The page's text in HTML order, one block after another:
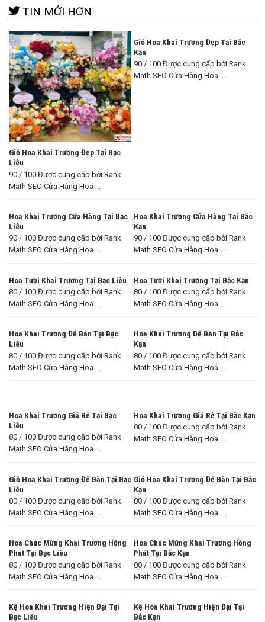
TIN MỚI HƠN
Giỏ Hoa Khai Trương Đẹp Tại Bạc
Liêu
90 / 100 Được cung cấp bởi Rank
Math SEO Cửa Hàng Hoa ...
Giỏ Hoa Khai Trương Đẹp Tại Bắc
Kạn
90 / 100 Được cung cấp bởi Rank
Math SEO Cửa Hàng Hoa ...
Hoa Khai Trương Cửa Hàng Tại Bạc
Liêu
90 / 100 Được cung cấp bởi Rank
Math SEO Cửa Hàng Hoa ...
Hoa Khai Trương Cửa Hàng Tại Bắc
Kạn
90 / 100 Được cung cấp bởi Rank
Math SEO Cửa Hàng Hoa ...
Hoa Tươi Khai Trương Tại Bạc Liêu
80 / 100 Được cung cấp bởi Rank
Math SEO Cửa Hàng Hoa ...
Hoa Tươi Khai Trương Tại Bắc Kạn
80 / 100 Được cung cấp bởi Rank
Math SEO Cửa Hàng Hoa ...
Hoa Khai Trương Để Bàn Tại Bạc
Liêu
80 / 100 Được cung cấp bởi Rank
Math SEO Cửa Hàng Hoa ...
Hoa Khai Trương Để Bàn Tại Bắc
Kạn
80 / 100 Được cung cấp bởi Rank
Math SEO Cửa Hàng Hoa ...
Hoa Khai Trương Giá Rẻ Tại Bạc
Liêu
80 / 100 Được cung cấp bởi Rank
Math SEO Cửa Hàng Hoa ...
Hoa Khai Trương Giá Rẻ Tại Bắc Kạn
80 / 100 Được cung cấp bởi Rank
Math SEO Cửa Hàng Hoa ...
Giỏ Hoa Khai Trương Để Bàn Tại Bạc
Liêu
80 / 100 Được cung cấp bởi Rank
Math SEO Cửa Hàng Hoa ...
Giỏ Hoa Khai Trương Để Bàn Tại Bắc
Kạn
80 / 100 Được cung cấp bởi Rank
Math SEO Cửa Hàng Hoa ...
Hoa Chúc Mừng Khai Trương Hồng
Phát Tại Bạc Liêu
80 / 100 Được cung cấp bởi Rank
Math SEO Cửa Hàng Hoa ...
Hoa Chúc Mừng Khai Trương Hồng
Phát Tại Bắc Kạn
80 / 100 Được cung cấp bởi Rank
Math SEO Cửa Hàng Hoa ...
Kệ Hoa Khai Trương Hiện Đại Tại
Bạc Liêu
Kệ Hoa Khai Trương Hiện Đại Tại
Bắc Kạn